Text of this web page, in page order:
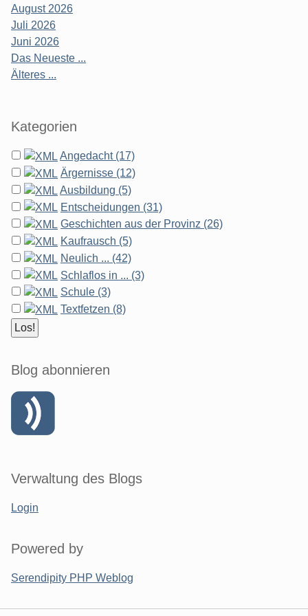
August 2026
Juli 2026
Juni 2026
Das Neueste ...
Älteres ...
Kategorien
Angedacht (17)
Ärgernisse (12)
Ausbildung (5)
Entscheidungen (31)
Geschichten aus der Provinz (26)
Kaufrausch (5)
Neulich ... (42)
Schlaflos in ... (3)
Schule (3)
Textfetzen (8)
Blog abonnieren
Verwaltung des Blogs
Login
Powered by
Serendipity PHP Weblog